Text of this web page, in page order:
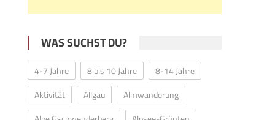
WAS SUCHST DU?
4-7 Jahre 8 bis 10 Jahre
8-14 Jahre
Aktivität
Allgäu
Almwanderung